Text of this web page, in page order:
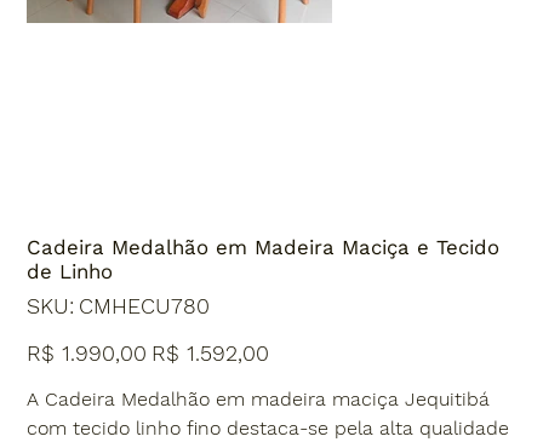
Cadeira Medalhão em Madeira Maciça e Tecido
de Linho
SKU:
SKU
CMHECU780
CMHECU780
Preço
original
R$ 1.990,00 Preço
promocional
R$ 1.592,00
A Cadeira Medalhão em madeira maciça Jequitibá
com tecido linho fino destaca-se pela alta qualidade